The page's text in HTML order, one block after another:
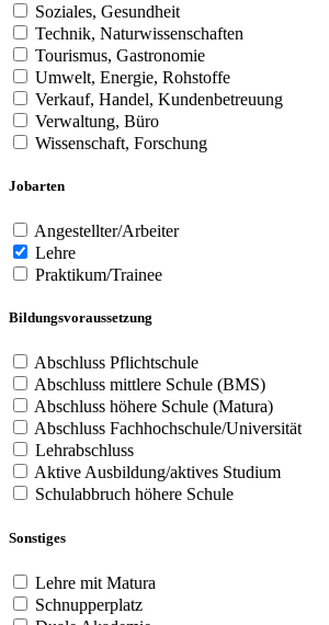
Soziales, Gesundheit
Technik, Naturwissenschaften
Tourismus, Gastronomie
Umwelt, Energie, Rohstoffe
Verkauf, Handel, Kundenbetreuung
Verwaltung, Büro
Wissenschaft, Forschung
Jobarten
Angestellter/Arbeiter
Lehre
Praktikum/Trainee
Bildungsvoraussetzung
Abschluss Pflichtschule
Abschluss mittlere Schule (BMS)
Abschluss höhere Schule (Matura)
Abschluss Fachhochschule/Universität
Lehrabschluss
Aktive Ausbildung/aktives Studium
Schulabbruch höhere Schule
Sonstiges
Lehre mit Matura
Schnupperplatz